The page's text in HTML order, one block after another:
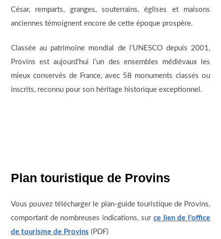
César, remparts, granges, souterrains, églises et maisons
anciennes témoignent encore de cette époque prospère.
Classée au patrimoine mondial de l’UNESCO depuis 2001,
Provins est aujourd’hui l’un des ensembles médiévaux les
mieux conservés de France, avec 58 monuments classés ou
inscrits, reconnu pour son héritage historique exceptionnel.
Plan touristique de Provins
Vous pouvez télécharger le plan-guide touristique de Provins,
comportant de nombreuses indications, sur ce lien de l’office
de tourisme de Provins (PDF)